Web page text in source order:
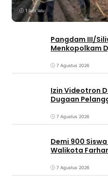
1 jam lalu
Pangdam III/
Menkopolkam
7 Agustus 2026
Izin Videotron
Dugaan
7 Agustus 2026
Demi 900
Walikota
7 Agustus 2026